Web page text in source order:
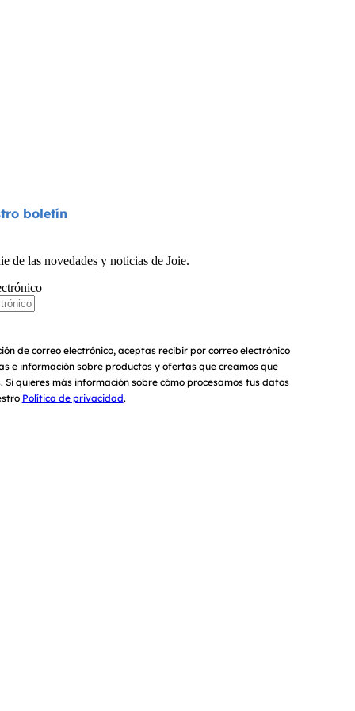
boletín
de las novedades y noticias de Joie.
de correo electrónico, aceptas recibir por correo electrónico
e información sobre productos y ofertas que creamos que
Si quieres más información sobre cómo procesamos tus datos
Política de privacidad.